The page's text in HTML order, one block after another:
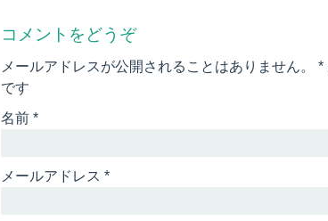
コメントをどうぞ
メールアドレスが公開されることはありません。 *
です
名前 *
メールアドレス *